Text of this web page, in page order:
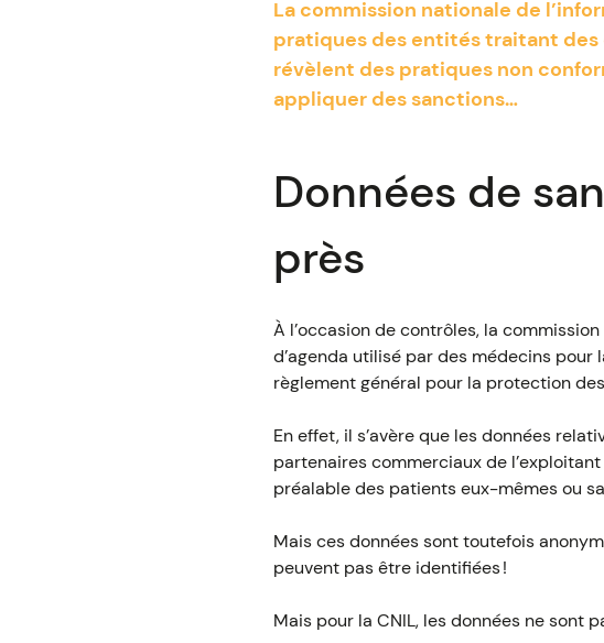
La commission nationale de
pratiques des entités traitant des
révèlent des pratiques non
appliquer des sanctions…
Données de
près
À l’occasion de contrôles, la
d’agenda utilisé par des médecins
règlement général pour la protection des
En effet, il s’avère que les données
partenaires commerciaux de
préalable des patients eux-mêmes ou
Mais ces données sont toutefois
peuvent pas être identifiées !
Mais pour la CNIL, les données ne sont